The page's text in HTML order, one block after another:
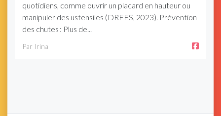
quotidiens, comme ouvrir un placard en hauteur ou
manipuler des ustensiles (DREES, 2023). Prévention
des chutes : Plus de...
Par Irina